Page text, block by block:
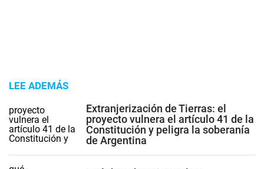
LEE ADEMÁS
Extranjerización de Tierras: el
proyecto vulnera el artículo 41 de la
Constitución y peligra la soberanía
de Argentina